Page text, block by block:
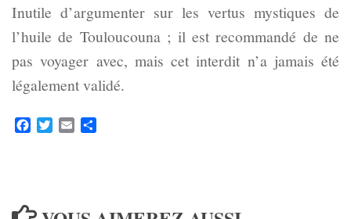
Inutile d’argumenter sur les vertus mystiques de
l’huile de Touloucouna ; il est recommandé de ne
pas voyager avec, mais cet interdit n’a jamais été
légalement validé.
FacebookTwitterEmail